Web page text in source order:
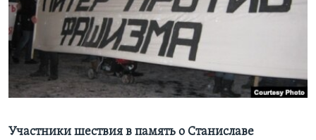
Learning English
СОЦИАЛЬНЫЕ СЕТИ
Языки
Участники шествия в память о Станиславе